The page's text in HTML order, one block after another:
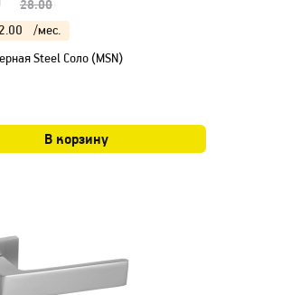
28.00
/мес.
Steel Соло (MSN)
В корзину